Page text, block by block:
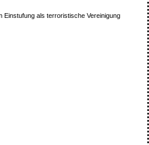
Einstufung als terroristische Vereinigung